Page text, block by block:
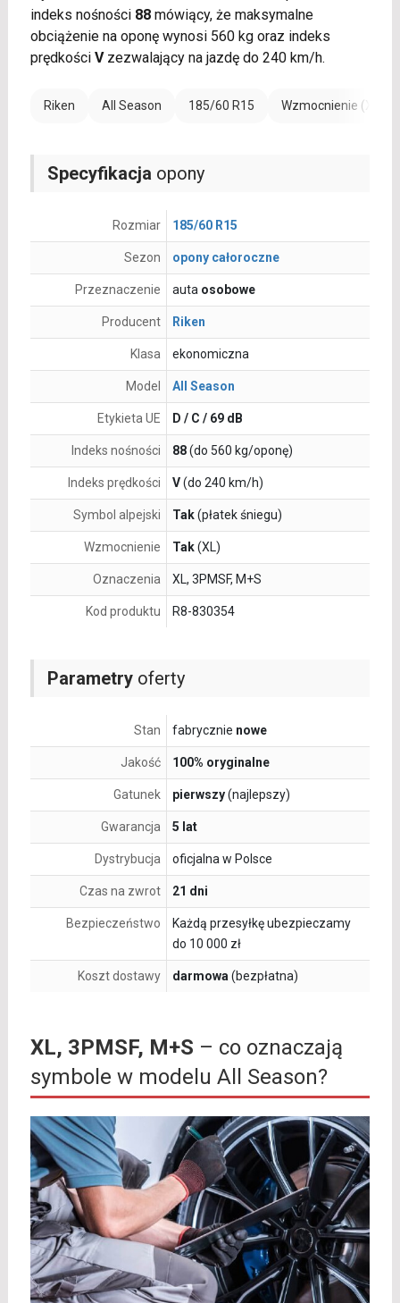
indeks nośności 88mówiący, że maksymalne
obciążenie na oponę wynosi 560 kg oraz indeks
prędkości Vzezwalający na jazdę do 240 km/h.
Riken All Season 185/60 R15 Wzmocnienie (XL)
Parametryoferty
Stan fabrycznie nowe
Jakość 100% oryginalne
Gatunek pierwszy(najlepszy)
Gwarancja 5 lat
Dystrybucja oficjalna w Polsce
Czas na zwrot 21 dni
Bezpieczeństwo
Każdą przesyłkę ubezpieczamy
do 10 000 zł
Koszt dostawy darmowa (bezpłatna)
Specyfikacja opony
Rozmiar 185/60 R15
Sezon opony całoroczne
Przeznaczenie auta osobowe
Producent Riken
Klasa ekonomiczna
Model All Season
Etykieta UE D / C / 69 dB
Indeks nośności 88(do 560 kg/oponę)
Indeks prędkości V(do 240 km/h)
Symbol alpejski Tak(płatek śniegu)
Wzmocnienie Tak(XL)
Oznaczenia XL, 3PMSF, M+S
Kod produktu R8-830354
XL, 3PMSF, M+S – co oznaczają
symbole w modelu All Season?